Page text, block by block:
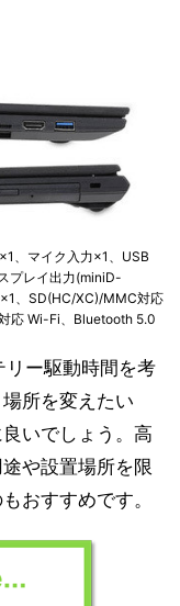
、マイク入力×1、USB
プレイ出力(miniD-
、SD(HC/XC)/MMC対応
応 Wi-Fi、Bluetooth 5.0
ー駆動時間を考
所を変えたい
いでしょう。高
や設置場所を限
おすすめです。